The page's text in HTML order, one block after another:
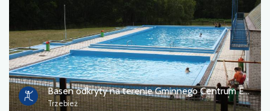
Basen odkryty na terenie Gminnego Centrum Edukacji i Rekreacji w Trzebieży
Trzebież